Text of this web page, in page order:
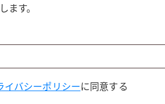
ます。
イバシーポリシーに同意する